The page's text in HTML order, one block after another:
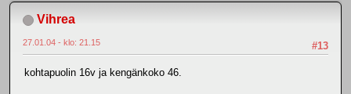
Vihrea
#13
27.01.04 - klo: 21.15
kohtapuolin 16v ja kengänkoko 46.